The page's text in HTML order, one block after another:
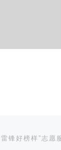
锋好榜样”志愿